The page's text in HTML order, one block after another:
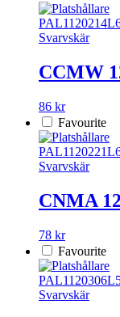
Svarvskär
CCMW
86 kr
Favourite
Svarvskär
CNMA
78 kr
Favourite
Svarvskär